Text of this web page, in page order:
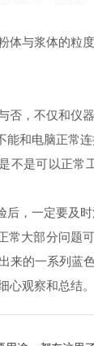
与浆体的粒度
否，不仅和仪
电脑正常连
是可以正常工
一定要及时
大部分问题可
来的一系列蓝
心观察和总结。